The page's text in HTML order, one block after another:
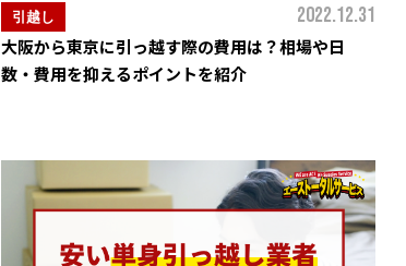
引越し 2022.12.31
大阪から東京に引っ越す際の費用は？相場や日
数・費用を抑えるポイントを紹介